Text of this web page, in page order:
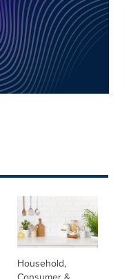
Household,